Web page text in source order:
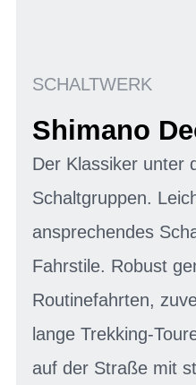
SCHALTWERK
Shimano
Der Klassiker unter
Schaltgruppen.
ansprechendes
Fahrstile. Robust
Routinefahrten,
lange Trekking-
auf der Straße mit